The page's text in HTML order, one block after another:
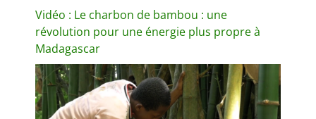
Vidéo : Le charbon de bambou : une
révolution pour une énergie plus propre à
Madagascar